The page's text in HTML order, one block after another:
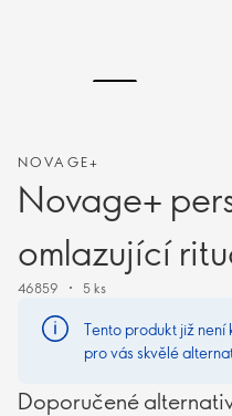
NOVAGE+
Novage+
omlazující
46859 5 ks
Tento produkt již není
pro vás skvělé
Doporučené